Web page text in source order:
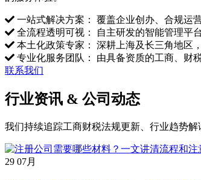
一站式解决方案： 覆盖企业创办、合规运
全流程透明可视： 自主研发的智能管理平
本土化政策专家： 深耕上海及长三角地区
专业化服务团队： 由具备资质的工商、财
联系我们
行业资讯 & 公司动态
我们持续追踪工商财税法规更新、行业趋势
29 07月